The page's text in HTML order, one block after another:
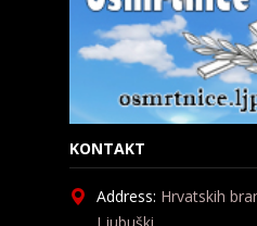
KONTAKT
Address: Hrvatskih
Ljubuški